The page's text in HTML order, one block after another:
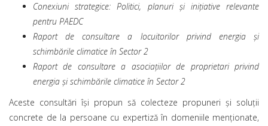
Conexiuni strategice: Politici, planuri și inițiative relevante
pentru PAEDC
Raport de consultare a locuitorilor privind energia și
schimbările climatice în Sector 2
Raport de consultare a asociațiilor de proprietari privind
energia și schimbările climatice în Sector 2
Aceste consultări își propun să colecteze propuneri și soluții
concrete de la persoane cu expertiză în domeniile menționate,